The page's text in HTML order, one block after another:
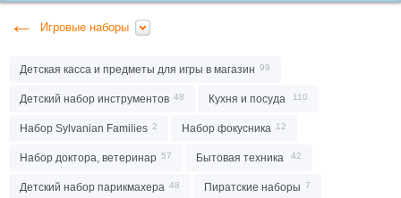
Карнавальные костюмы для детей
Карнавальные аксессуары
Комплекты на выписку
Товары для недоношенных и маловесных детей
Карнавальные костюмы для детей
Карнавальные аксессуары
Товары для недоношенных и маловесных детей118
Игрушки 8406
Обучение и творчество763
Товары для новорожденных 3310
Игровые наборы
Детская касса и предметы для игры в магазин
Детский набор инструментов Кухня и посуда
Набор Sylvanian Families Набор фокусника
Набор доктора, ветеринар Бытовая техника
Детский набор парикмахера Пиратские наборы